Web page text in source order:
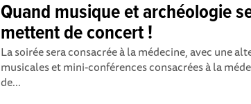
Quand musique et archéologie
mettent de concert !
La soirée sera consacrée à la médecine, avec une
musicales et mini-conférences consacrées à la
de...